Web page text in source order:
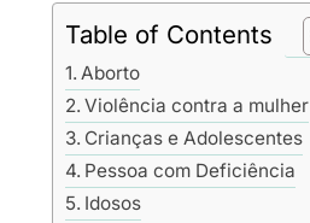
Table of Contents
Aborto
Violência contra a mulher
Crianças e Adolescentes
Pessoa com Deficiência
Idosos